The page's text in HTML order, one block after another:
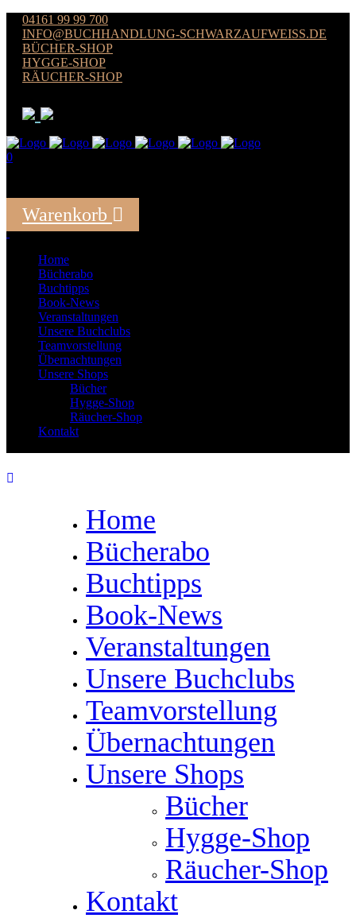
04161 99 99 700
INFO@BUCHHANDLUNG-SCHWARZAUFWEISS.DE
BÜCHER-SHOP
HYGGE-SHOP
RÄUCHER-SHOP
0
Warenkorb
Home
Bücherabo
Buchtipps
Book-News
Veranstaltungen
Unsere Buchclubs
Teamvorstellung
Übernachtungen
Unsere Shops
Bücher
Hygge-Shop
Räucher-Shop
Kontakt
Home
Bücherabo
Buchtipps
Book-News
Veranstaltungen
Unsere Buchclubs
Teamvorstellung
Übernachtungen
Unsere Shops
Bücher
Hygge-Shop
Räucher-Shop
Kontakt